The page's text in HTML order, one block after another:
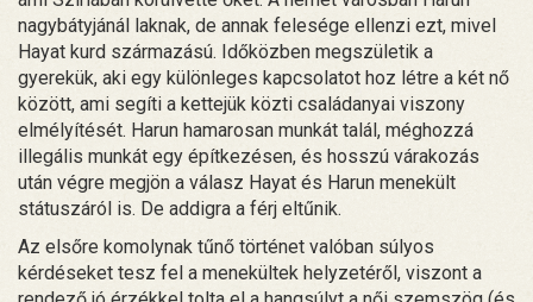
nagybátyjánál laknak, de annak felesége ellenzi ezt, mivel
Hayat kurd származású. Időközben megszületik a
gyerekük, aki egy különleges kapcsolatot hoz létre a két nő
között, ami segíti a kettejük közti családanyai viszony
elmélyítését. Harun hamarosan munkát talál, méghozzá
illegális munkát egy építkezésen, és hosszú várakozás
után végre megjön a válasz Hayat és Harun menekült
státuszáról is. De addigra a férj eltűnik.
Az elsőre komolynak tűnő történet valóban súlyos
kérdéseket tesz fel a menekültek helyzetéről, viszont a